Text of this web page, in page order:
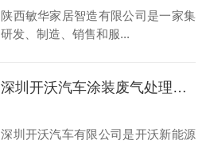
陕西敏华家居智造有限公司是一家集
研发、制造、销售和服...
深圳开沃汽车涂装废气处理工程
深圳开沃汽车有限公司是开沃新能源